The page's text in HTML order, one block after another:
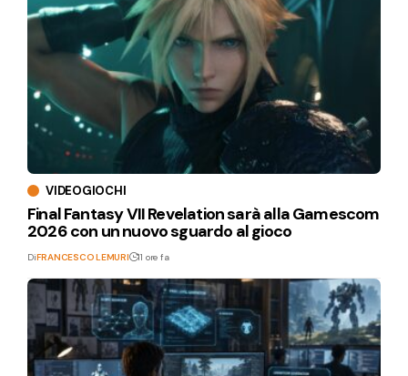
VIDEOGIOCHI
Final Fantasy VII Revelation sarà alla Gamescom
2026 con un nuovo sguardo al gioco
DiFRANCESCO LEMURI 11 ore fa